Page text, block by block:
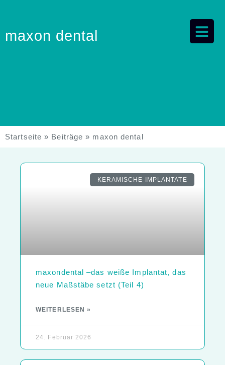
maxon dental
Startseite » Beiträge » maxon dental
KERAMISCHE IMPLANTATE
maxondental –das weiße Implantat, das
neue Maßstäbe setzt (Teil 4)
WEITERLESEN »
24. Februar 2026